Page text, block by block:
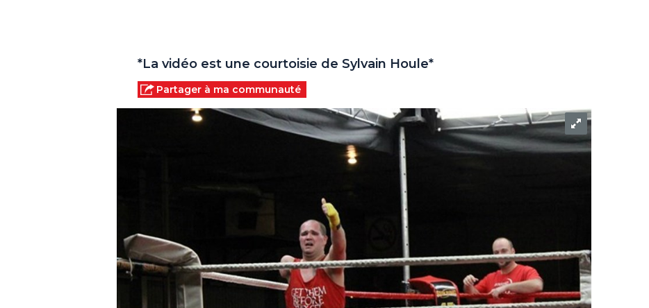
*La vidéo est une courtoisie de Sylvain Houle*
Partager à ma communauté